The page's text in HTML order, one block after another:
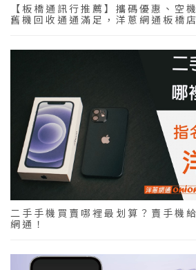
【板橋通訊行推薦】攜碼優惠、空
舊機回收通通滿足，洋蔥網通板橋
二手手機買賣哪裡最划算？賣手機
網通！